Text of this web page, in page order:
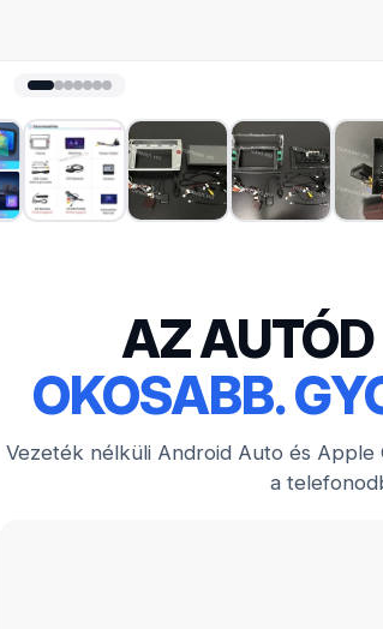
AZ
OKOSABB.
Vezeték nélküli Android Auto és Apple
a